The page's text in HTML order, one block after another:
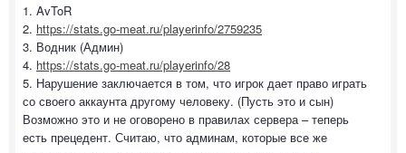
1. AvToR
2. https://stats.go-meat.ru/playerinfo/2759235
3. Водник (Админ)
4. https://stats.go-meat.ru/playerinfo/28
5. Нарушение заключается в том, что игрок дает право играть
со своего аккаунта другому человеку. (Пусть это и сын)
Возможно это и не оговорено в правилах сервера – теперь
есть прецедент. Считаю, что админам, которые все же